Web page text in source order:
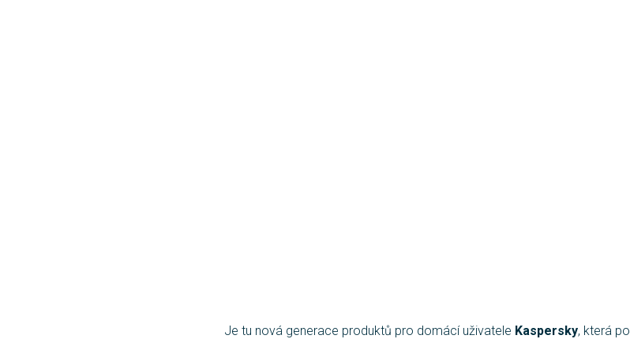
Je tu nová generace produktů pro domácí uživatele Kaspersky, která